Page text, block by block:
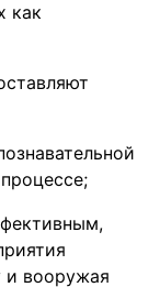
как
и вооружая